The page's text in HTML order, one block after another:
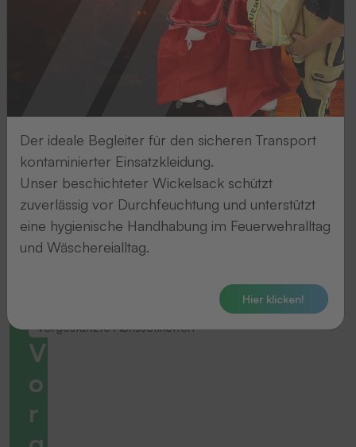
Vorgestanzte Abrissetiketten
V
o
r
Der ideale Begleiter für den sicheren Transport
kontaminierter Einsatzkleidung.
Unser beschichteter Wickelsack schützt
zuverlässig vor Durchfeuchtung und unterstützt
eine hygienische Handhabung im Feuerwehralltag
und Wäschereialltag.
Hier klicken!